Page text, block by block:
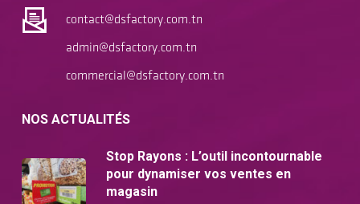
contact@dsfactory.com.tn
admin@dsfactory.com.tn
commercial@dsfactory.com.tn
NOS ACTUALITÉS
Stop Rayons : L’outil incontournable
pour dynamiser vos ventes en
magasin